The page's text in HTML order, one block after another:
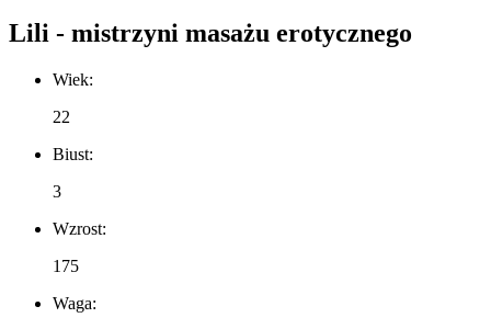
Lili - mistrzyni masażu erotycznego
Wiek:
22
Biust:
3
Wzrost:
175
Waga: